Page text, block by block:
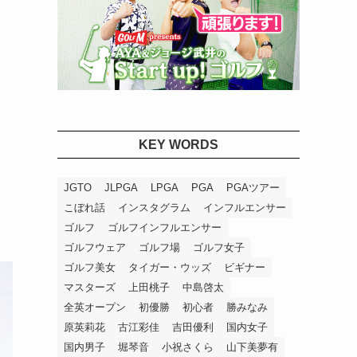
KEY WORDS
JGTO JLPGA LPGA PGA
PGAツアー
こぼれ話
インスタグラム
インフルエンサー
ゴルフ
ゴルフインフルエンサー
ゴルフウェア
ゴルフ場
ゴルフ女子
ゴルフ美女
タイガー・ウッズ
ビギナー
マスターズ
上田桃子
中島啓太
全英オープン
初優勝 初心者
勝みなみ
原英莉花
古江彩佳 吉田優利
国内女子
国内男子
堀琴音 小祝さくら 山下美夢有